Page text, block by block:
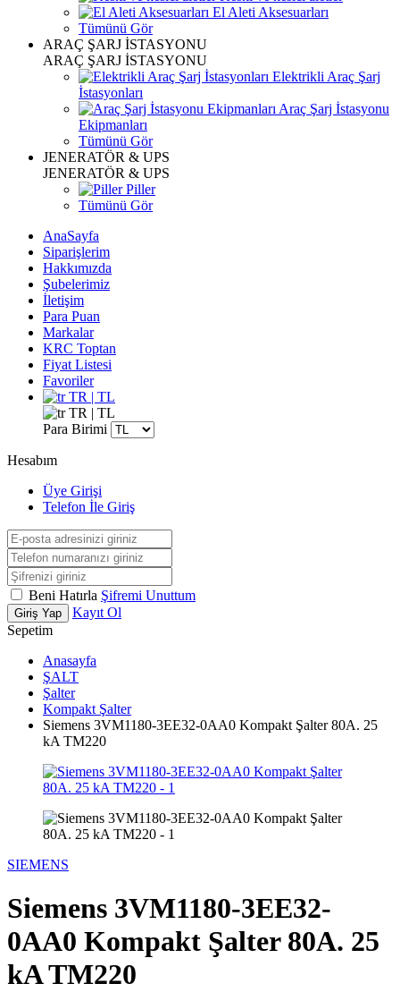
El Aleti Aksesuarları
Tümünü Gör
ARAÇ ŞARJ İSTASYONU
ARAÇ ŞARJ İSTASYONU
Elektrikli Araç Şarj
İstasyonları
Araç Şarj İstasyonu
Ekipmanları
Tümünü Gör
JENERATÖR & UPS
JENERATÖR & UPS
Piller
Tümünü Gör
AnaSayfa
Siparişlerim
Hakkımızda
Şubelerimiz
İletişim
Para Puan
Markalar
KRC Toptan
Fiyat Listesi
Favoriler
TR | TL
TR | TL
Para Birimi
Hesabım
Üye Girişi
Telefon İle Giriş
Beni Hatırla Şifremi Unuttum
Giriş Yap
Kayıt Ol
Sepetim
Anasayfa
ŞALT
Şalter
Kompakt Şalter
Siemens 3VM1180-3EE32-0AA0 Kompakt Şalter 80A. 25
kA TM220
SIEMENS
Siemens 3VM1180-3EE32-
0AA0 Kompakt Şalter 80A. 25
kA TM220